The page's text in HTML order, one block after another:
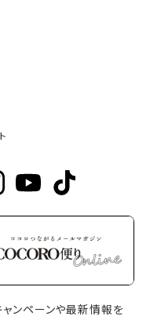
ャンペーンや最新情報を